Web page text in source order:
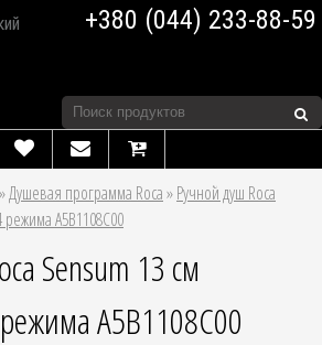
+380 (044) 233-88-59
»Душевая программа Roca»Ручной душ Roca
A5B1108C00
Sensum 13 см
A5B1108C00